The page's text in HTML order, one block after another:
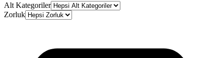
Alt Kategoriler
Zorluk